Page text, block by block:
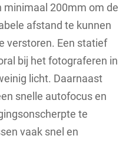
200mm om de
afstand te kunnen
verstoren. Een statief
bij het fotograferen in
licht. Daarnaast
snelle autofocus en
te
vaak snel en